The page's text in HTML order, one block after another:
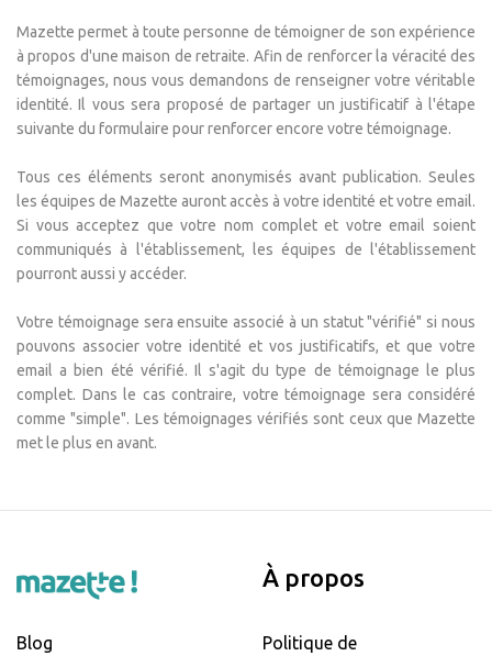
Mazette permet à toute personne de témoigner de son expérience
à propos d'une maison de retraite. Afin de renforcer la véracité des
témoignages, nous vous demandons de renseigner votre véritable
identité. Il vous sera proposé de partager un justificatif à l'étape
suivante du formulaire pour renforcer encore votre témoignage.
Tous ces éléments seront anonymisés avant publication. Seules
les équipes de Mazette auront accès à votre identité et votre email.
Si vous acceptez que votre nom complet et votre email soient
communiqués à l'établissement, les équipes de l'établissement
pourront aussi y accéder.
Votre témoignage sera ensuite associé à un statut "vérifié" si nous
pouvons associer votre identité et vos justificatifs, et que votre
email a bien été vérifié. Il s'agit du type de témoignage le plus
complet. Dans le cas contraire, votre témoignage sera considéré
comme "simple". Les témoignages vérifiés sont ceux que Mazette
met le plus en avant.
Blog
À propos
Politique de